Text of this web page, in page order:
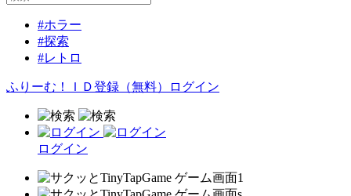
#ホラー
#探索
#レトロ
ふりーむ！ＩＤ登録（無料） ログイン
ログイン